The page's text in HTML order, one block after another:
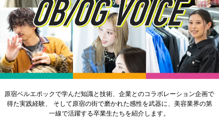
原宿ベルエポックで学んだ知識と技術、企業とのコラボレーション企画で
得た実践経験、
そして原宿の街で磨かれた感性を武器に、美容業界の第
一線で活躍する卒業生たちを紹介します。